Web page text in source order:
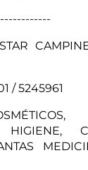
/ 5245961